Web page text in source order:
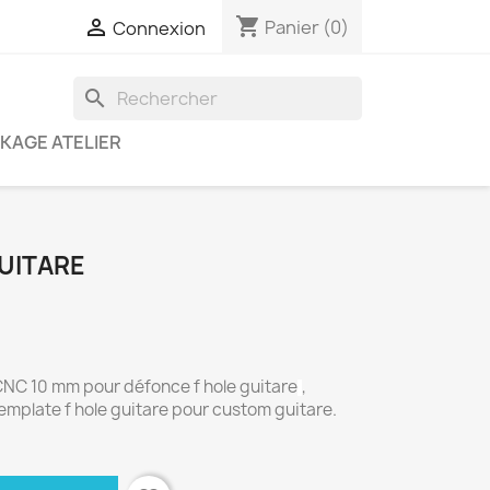
 Connexion shopping_cart Panier (0)
search
ATELIER
10 mm pour défonce f hole guitare ,
f hole guitare pour custom guitare.